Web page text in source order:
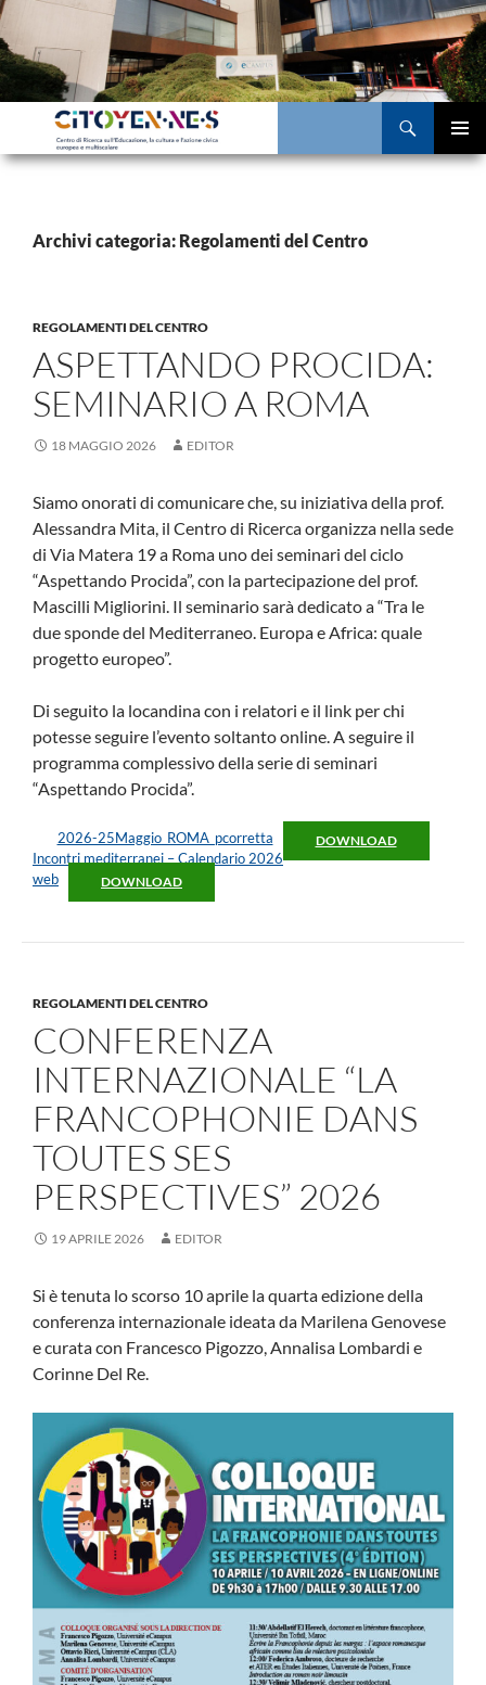
Vai
al
contenuto
MENU
Archivi categoria: Regolamenti del Centro
REGOLAMENTI DEL CENTRO
ASPETTANDO PROCIDA:
SEMINARIO A ROMA
18 MAGGIO 2026 EDITOR
Siamo onorati di comunicare che, su iniziativa della prof.
Alessandra Mita, il Centro di Ricerca organizza nella sede
di Via Matera 19 a Roma uno dei seminari del ciclo
“Aspettando Procida”, con la partecipazione del prof.
Mascilli Migliorini. Il seminario sarà dedicato a “Tra le
due sponde del Mediterraneo. Europa e Africa: quale
progetto europeo”.
Di seguito la locandina con i relatori e il link per chi
potesse seguire l’evento soltanto online. A seguire il
programma complessivo della serie di seminari
“Aspettando Procida”.
2026-25Maggio_ROMA_pcorretta DOWNLOAD
Incontri mediterranei – Calendario 2026
web
DOWNLOAD
REGOLAMENTI DEL CENTRO
CONFERENZA
INTERNAZIONALE “LA
FRANCOPHONIE DANS
TOUTES SES
PERSPECTIVES” 2026
19 APRILE 2026 EDITOR
Si è tenuta lo scorso 10 aprile la quarta edizione della
conferenza internazionale ideata da Marilena Genovese
e curata con Francesco Pigozzo, Annalisa Lombardi e
Corinne Del Re.